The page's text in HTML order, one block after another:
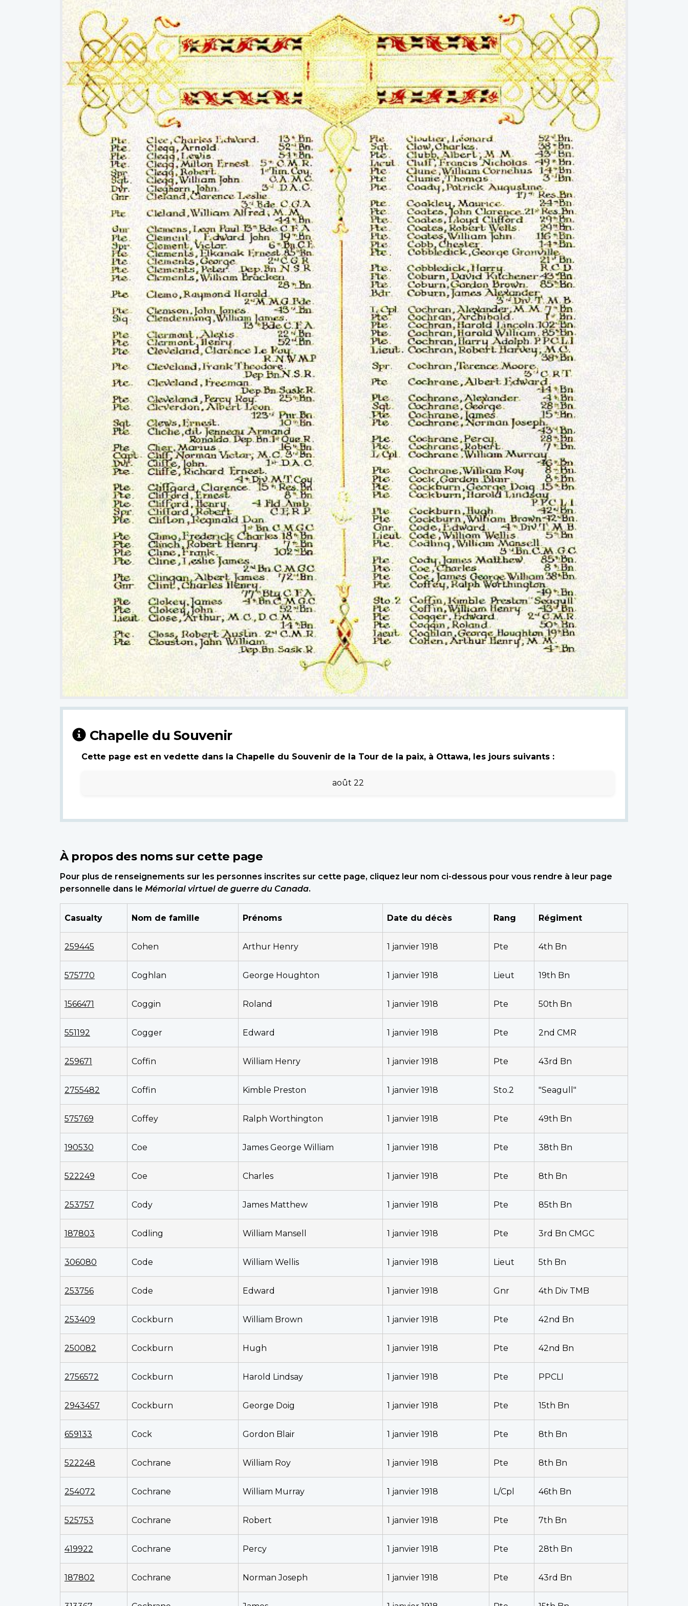
Chapelle du Souvenir
Cette page est en vedette dans la Chapelle du Souvenir de la Tour de la paix, à Ottawa, les jours suivants :
août 22
À propos des noms sur cette page
Pour plus de renseignements sur les personnes inscrites sur cette page, cliquez leur nom ci-dessous pour vous rendre à leur page
personnelle dans le Mémorial virtuel de guerre du Canada.
Casualty Nom de famille Prénoms Date du décès Rang Régiment
259445 Cohen Arthur Henry 1 janvier 1918 Pte 4th Bn
575770 Coghlan George Houghton 1 janvier 1918 Lieut 19th Bn
1566471 Coggin Roland 1 janvier 1918 Pte 50th Bn
551192 Cogger Edward 1 janvier 1918 Pte 2nd CMR
259671 Coffin William Henry 1 janvier 1918 Pte 43rd Bn
2755482 Coffin Kimble Preston 1 janvier 1918 Sto.2 "Seagull"
575769 Coffey Ralph Worthington 1 janvier 1918 Pte 49th Bn
190530 Coe James George William 1 janvier 1918 Pte 38th Bn
522249 Coe Charles 1 janvier 1918 Pte 8th Bn
253757 Cody James Matthew 1 janvier 1918 Pte 85th Bn
187803 Codling William Mansell 1 janvier 1918 Pte 3rd Bn CMGC
306080 Code William Wellis 1 janvier 1918 Lieut 5th Bn
253756 Code Edward 1 janvier 1918 Gnr 4th Div TMB
253409 Cockburn William Brown 1 janvier 1918 Pte 42nd Bn
250082 Cockburn Hugh 1 janvier 1918 Pte 42nd Bn
2756572 Cockburn Harold Lindsay 1 janvier 1918 Pte PPCLI
2943457 Cockburn George Doig 1 janvier 1918 Pte 15th Bn
659133 Cock Gordon Blair 1 janvier 1918 Pte 8th Bn
522248 Cochrane William Roy 1 janvier 1918 Pte 8th Bn
254072 Cochrane William Murray 1 janvier 1918 L/Cpl 46th Bn
525753 Cochrane Robert 1 janvier 1918 Pte 7th Bn
419922 Cochrane Percy 1 janvier 1918 Pte 28th Bn
187802 Cochrane Norman Joseph 1 janvier 1918 Pte 43rd Bn